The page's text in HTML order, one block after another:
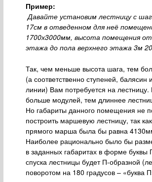
Пример:
Давайте установим лестницу с
17см в отведенном для неё
1700х3000мм, высота помещения
этажа до пола верхнего этажа 3м
Так, чем меньше высота шага, тем
(а соответственно ступеней, балясин
линии) Вам потребуется на
больше модулей, тем длиннее
Но габариты данного помещения не
построить маршевую лестницу, так
прямого марша была бы равна
Наиболее рационально было бы
в заданных габаритах в форме
спуска лестницы будет П-образной
поворотом на 180 градусов – «буква